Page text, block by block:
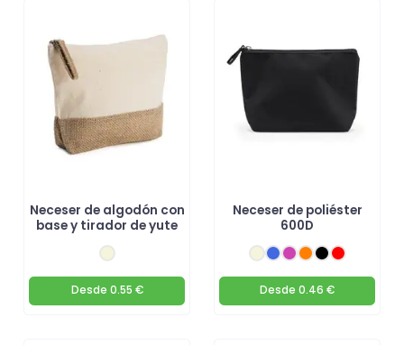
Neceser de algodón con
base y tirador de yute
Desde 0.55 €
Neceser de poliéster
600D
Desde 0.46 €